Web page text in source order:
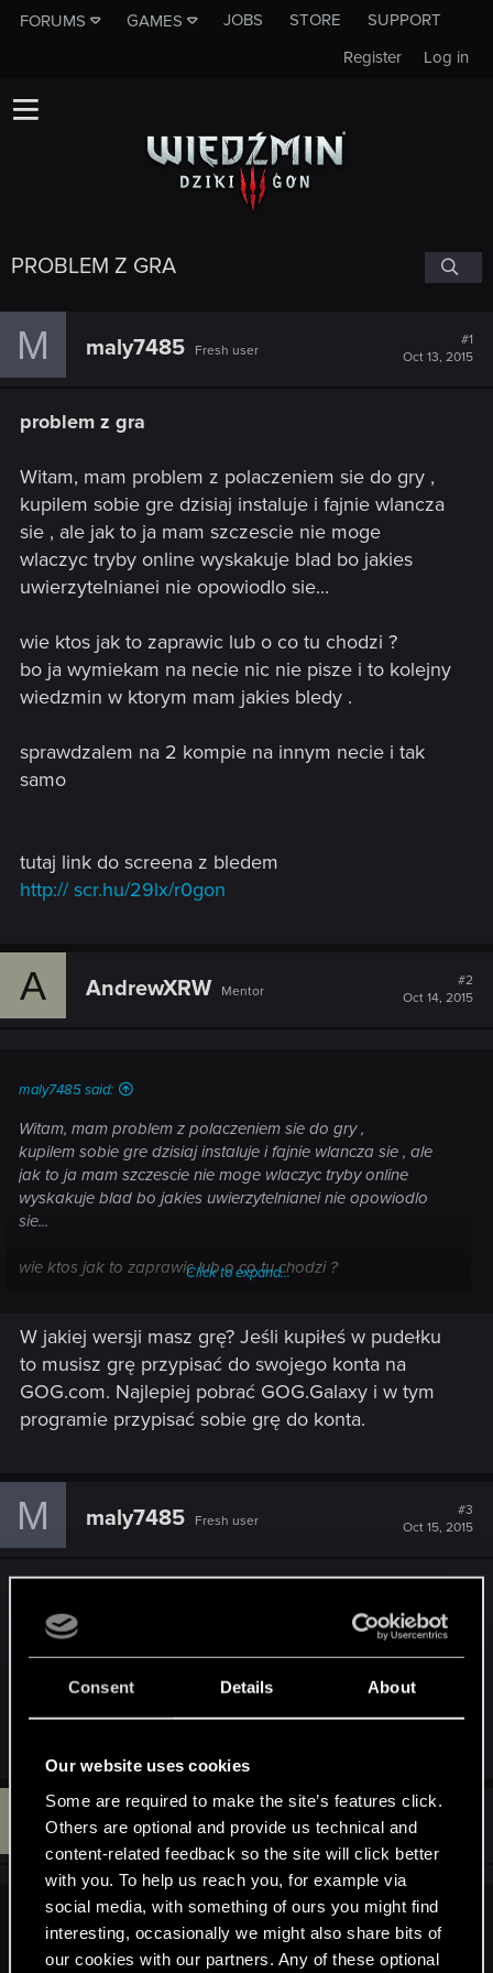
Consent Details About
Our website uses cookies
Some are required to make the site’s features click.
Others are optional and provide us technical and
content-related feedback so the site will click better
with you. To help us reach you, for example via
social media, with something of ours you might find
interesting, occasionally we might also share bits of
our cookies with our partners. Any of these optional
FORUMS GAMES JOBS STORE
SUPPORT
Log in
Register
PROBLEM Z GRA
M maly7485 Fresh user
#1
Oct 13, 2015
problem z gra
Witam, mam problem z polaczeniem sie do gry ,
kupilem sobie gre dzisiaj instaluje i fajnie wlancza
sie , ale jak to ja mam szczescie nie moge
wlaczyc tryby online wyskakuje blad bo jakies
uwierzytelnianei nie opowiodlo sie...
wie ktos jak to zaprawic lub o co tu chodzi ?
bo ja wymiekam na necie nic nie pisze i to kolejny
wiedzmin w ktorym mam jakies bledy .
sprawdzalem na 2 kompie na innym necie i tak
samo
tutaj link do screena z bledem
http:// scr.hu/29lx/r0gon
A AndrewXRW Mentor
#2
Oct 14, 2015
maly7485 said:
Witam, mam problem z polaczeniem sie do gry ,
kupilem sobie gre dzisiaj instaluje i fajnie wlancza sie , ale
jak to ja mam szczescie nie moge wlaczyc tryby online
wyskakuje blad bo jakies uwierzytelnianei nie opowiodlo
sie...
wie ktos jak to zaprawic lub o co tu chodzi ?
sprawdzalem na 2 kompie na innym necie i tak samo
tutaj link do screena z bledem
Click to expand...
W jakiej wersji masz grę? Jeśli kupiłeś w pudełku
to musisz grę przypisać do swojego konta na
GOG.com. Najlepiej pobrać GOG.Galaxy i w tym
programie przypisać sobie grę do konta.
M maly7485 Fresh user
#3
Oct 15, 2015
sciagnietego goga bo mam wiedzmina 3 wpisalem
klucz i zaktualizowalem
A AndrewXRW Mentor
Oct 16, 2015
maly7485 said:
automatycznie mi sie przypisala mialem sciagnietego goga